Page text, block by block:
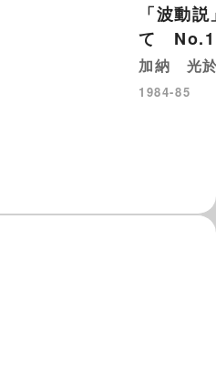
「波動
て
加納 光
1984-85